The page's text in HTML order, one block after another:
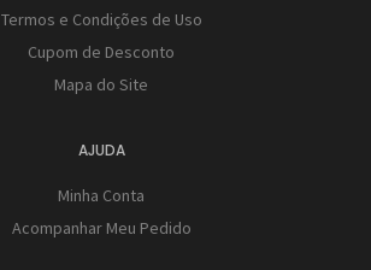
Termos e Condições de Uso
Cupom de Desconto
Mapa do Site
AJUDA
Minha Conta
Acompanhar Meu Pedido